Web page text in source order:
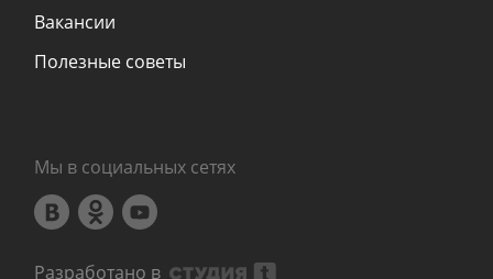
Вакансии
Полезные советы
Мы в социальных сетях
Разработано в